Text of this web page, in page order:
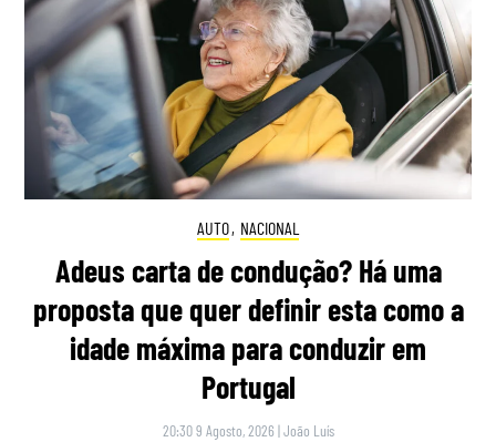
AUTO, NACIONAL
Adeus carta de condução? Há uma
proposta que quer definir esta como a
idade máxima para conduzir em
Portugal
20:30 9 Agosto, 2026 |João Luís